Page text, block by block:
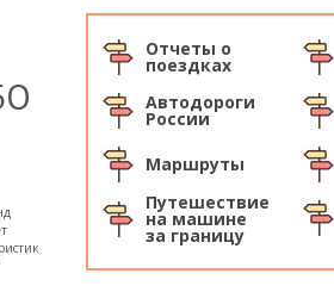
Отчеты о
поездках
Автодороги
России
Маршруты
Путешествие
на машине
за границу